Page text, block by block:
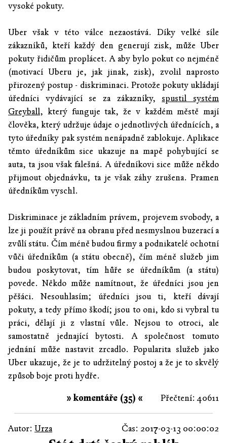
vysoké pokuty.
Uber však v této válce nezaostává. Díky velké síle
zákazníků, kteří každý den generují zisk, může Uber
pokuty řidičům proplácet. A aby bylo pokut co nejméně
(motivací Uberu je, jak jinak, zisk), zvolil naprosto
přirozený postup - diskriminaci. Protože pokuty ukládají
úředníci vydávající se za zákazníky,spustil systém
Greyball, který funguje tak, že v každém městě mají
člověka, který udržuje údaje o jednotlivých úřednících, a
tyto úředníky pak systém nenápadně zablokuje. Aplikace
těmto úředníkům sice ukazuje na mapě pohybující se
auta, ta jsou však falešná. A úředníkovi sice může někdo
přijmout objednávku, ta je však záhy zrušena. Pramen
úředníkům vyschl.
Diskriminace je základním právem, projevem svobody, a
lze ji použít právě na obranu před nesmyslnou buzerací a
zvůlí státu. Čím méně budou firmy a podnikatelé ochotní
vůči úředníkům (a státu obecně), čím méně služeb jim
budou poskytovat, tím hůře se úředníkům (a státu)
povede. Někdo může namítnout, že úředníci jsou jen
pěšáci. Nesouhlasím; úředníci jsou ti, kteří dávají
pokuty, a tedy přímo škodí; jsou to oni, kdo si vybral tu
práci, dělají ji z vlastní vůle. Nejsou to otroci, ale
samostatně jednající bytosti. A společnost tomuto
jednání může nastavit zrcadlo. Popularita služeb jako
Uber ukazuje, že je to udržitelný postoj a že je to skvělý
způsob boje proti hydře.
Přečtení: 40611
» komentáře (35) «
Autor: Urza Čas: 2017-03-13 00:00:02